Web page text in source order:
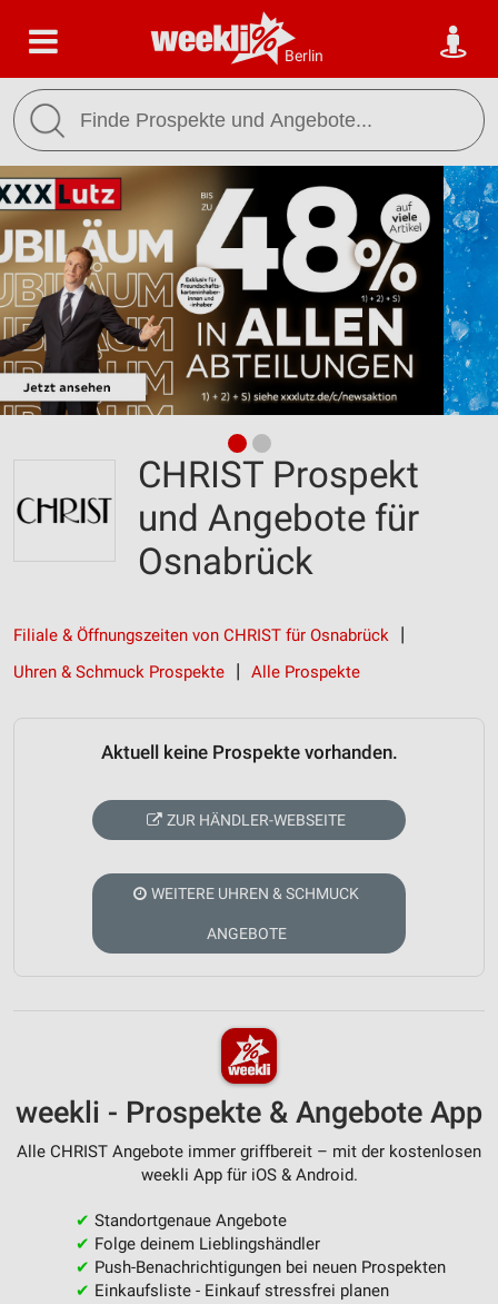
Berlin
CHRIST Prospekt
und Angebote für
Osnabrück
Filiale & Öffnungszeiten von CHRIST für Osnabrück
Uhren & Schmuck Prospekte
Alle Prospekte
Aktuell keine Prospekte vorhanden.
ZUR HÄNDLER-WEBSEITE
WEITERE UHREN & SCHMUCK
ANGEBOTE
weekli - Prospekte & Angebote App
Alle CHRIST Angebote immer griffbereit – mit der kostenlosen
weekli App für iOS & Android.
✔ Standortgenaue Angebote
✔ Folge deinem Lieblingshändler
✔ Push-Benachrichtigungen bei neuen Prospekten
✔ Einkaufsliste - Einkauf stressfrei planen